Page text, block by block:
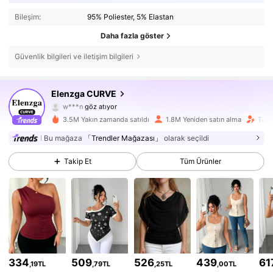
Bileşim: 95% Poliester, 5% Elastan
Daha fazla göster
Güvenlik bilgileri ve iletişim bilgileri
Elenzga CURVE
w***ngöz atıyor
4,73
4,73 650K Takipçiler
4,73 650K Takipçiler
4,73 650K Takipçiler
4,73 650K Takipçiler
3.5M Yakın zamanda satıldı 1.8M Yeniden satın alma
Bu mağaza 「Trendler Mağazası」 olarak seçildi
Takip Et Tüm Ürünler
334,19TL 509,79TL 526,25TL 439,00TL